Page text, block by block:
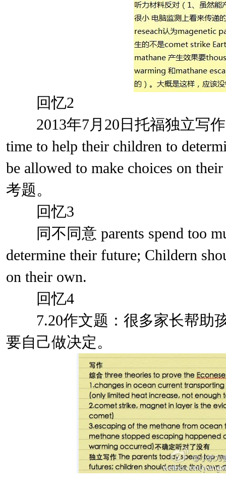
回忆2
2013年7月20日托福独立写作
time to help their children to
be allowed to make choices on
考题。
回忆3
同不同意 parents spend too
determine their future; Childern
on their own.
回忆4
7.20作文题：很多家长帮助
要自己做决定。